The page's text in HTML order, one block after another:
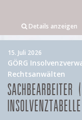
Details anzeigen
15. Juli 2026
GÖRG
Rechtsanwälten